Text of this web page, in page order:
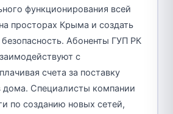
функционирования всей
просторах Крыма и создать
Абоненты ГУП РК
с
счета за поставку
дома. Специалисты компании
по созданию новых сетей,